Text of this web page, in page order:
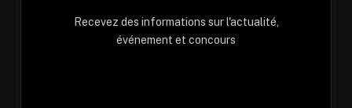
Recevez des informations sur l'actualité,
événement et concours